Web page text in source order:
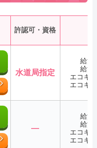
許認可・資格
水道局指定
給湯
給湯
エコキ
エコキ
―
給湯
給湯
エコキ
エコキ